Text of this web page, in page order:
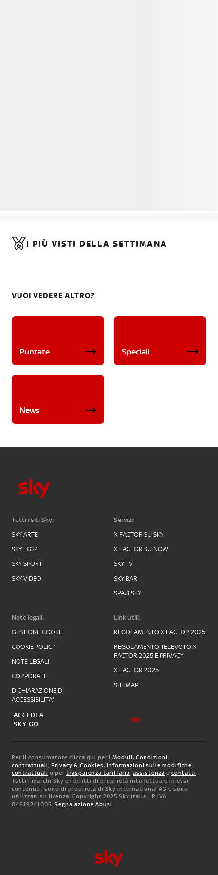
I PIÙ VISTI DELLA SETTIMANA
VUOI VEDERE ALTRO?
Puntate Speciali
News
Tutti i siti Sky:
SKY ARTE
SKY TG24
SKY SPORT
SKY VIDEO
Servizi:
X FACTOR SU SKY
X FACTOR SU NOW
SKY TV
SKY BAR
SPAZI SKY
Note legali:
GESTIONE COOKIE
COOKIE POLICY
NOTE LEGALI
CORPORATE
DICHIARAZIONE DI
ACCESSIBILITA'
Link utili:
REGOLAMENTO X FACTOR 2025
REGOLAMENTO TELEVOTO X
FACTOR 2025 E PRIVACY
X FACTOR 2025
SITEMAP
ACCEDI A
SKY GO
Per il consumatore clicca qui per i Moduli, Condizioni
contrattuali, Privacy & Cookies, informazioni sulle modifiche
contrattuali o per trasparenza tariffaria, assistenza e contatti.
Tutti i marchi Sky e i diritti di proprietà intellettuale in essi
contenuti, sono di proprietà di Sky international AG e sono
utilizzati su licenza. Copyright 2025 Sky Italia - P.IVA
04619241005. Segnalazione Abusi